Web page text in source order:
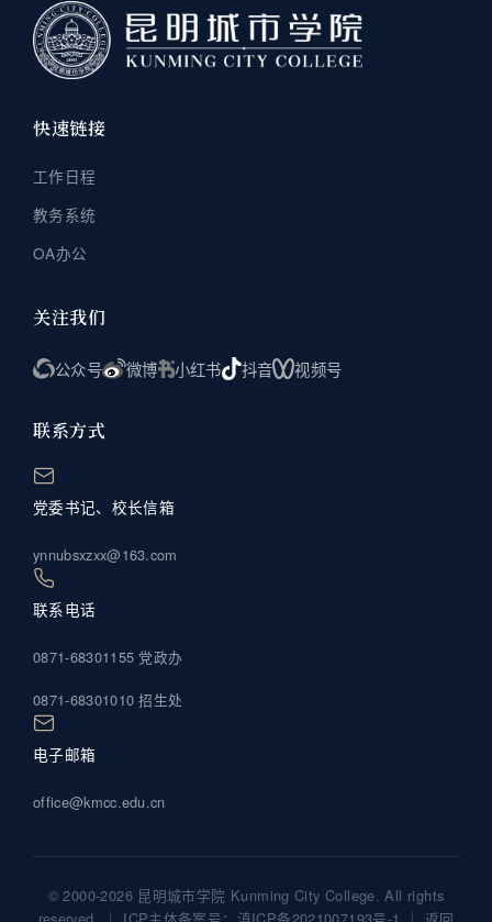
快速链接
工作日程
教务系统
OA办公
关注我们
公众号 微博 小红书 抖音 视频号
联系方式
党委书记、校长信箱
ynnubsxzxx@163.com
联系电话
0871-68301155 党政办
0871-68301010 招生处
电子邮箱
office@kmcc.edu.cn
© 2000-2026 昆明城市学院 Kunming City College. All rights
reserved. ｜ ICP主体备案号： 滇ICP备2021007193号-1 ｜ 返回